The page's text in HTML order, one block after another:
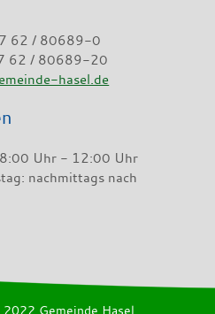
62 / 80689-0
62 / 80689-20
hasel.de
Uhr - 12:00 Uhr
nachmittags nach
Gemeinde Hasel